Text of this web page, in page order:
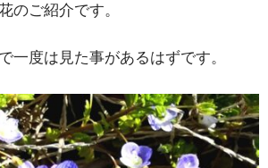
のご紹介です。
一度は見た事があるはずです。